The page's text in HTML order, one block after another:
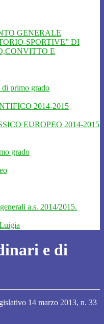
GENERALE
SPORTIVE” DI
E
di primo grado
2014-2015
EUROPEO 2014-2015
grado
a.s. 2014/2015.
e di
14 marzo 2013, n. 33